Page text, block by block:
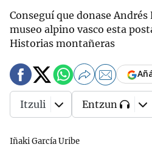
Conseguí que donase
museo alpino vasco esta
Historias montañeras
Iñaki García Uribe
Itzuli Entzun